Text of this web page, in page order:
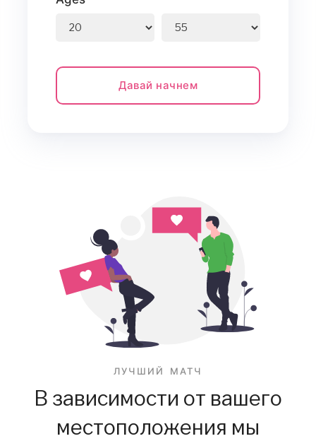
Давай начнем
ЛУЧШИЙ МАТЧ
В зависимости от вашего
местоположения мы